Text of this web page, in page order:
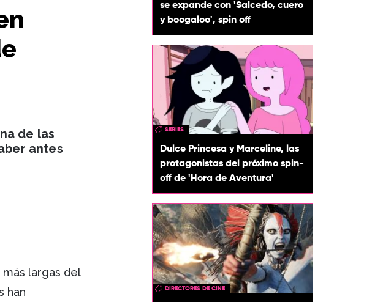
de las
antes
largas del
han
se expande con 'Salcedo, cuero
y boogaloo', spin off
SERIES
Dulce Princesa y Marceline, las
protagonistas del próximo spin-
off de 'Hora de Aventura'
DIRECTORES DE CINE